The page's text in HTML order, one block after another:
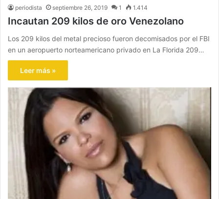
periodista septiembre 26, 2019 1 1.414
Incautan 209 kilos de oro Venezolano
Los 209 kilos del metal precioso fueron decomisados por el FBI
en un aeropuerto norteamericano privado en La Florida 209…
Leer más »